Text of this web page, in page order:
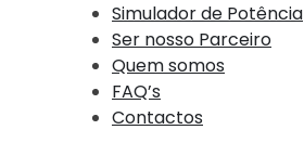
Simulador de Potência
Ser nosso Parceiro
Quem somos
FAQ’s
Contactos